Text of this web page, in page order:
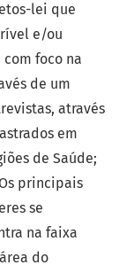
lei que
e/ou
foco na
de um
através
em
de Saúde;
principais
se
na faixa
do